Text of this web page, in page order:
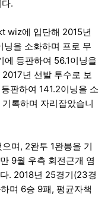
.
wiz에 입단해 2015년
을 소화하며 프로 무
등판하여 56.1이닝을
년 선발 투수로 보
판하여 141.2이닝을 소
록하며 자리잡았습니
며, 2완투 1완봉을 기
9월 우측 회전근개 염
. 2018년 25경기(23경
며 6승 9패, 평균자책